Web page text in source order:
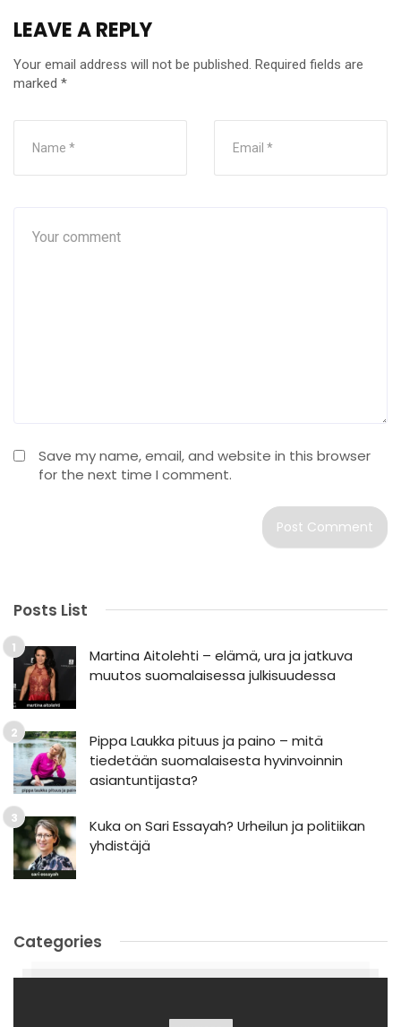
LEAVE A REPLY
Your email address will not be published. Required fields are
marked *
Save my name, email, and website in this browser
for the next time I comment.
Posts List
Martina Aitolehti – elämä, ura ja jatkuva
muutos suomalaisessa julkisuudessa
Pippa Laukka pituus ja paino – mitä
tiedetään suomalaisesta hyvinvoinnin
asiantuntijasta?
Kuka on Sari Essayah? Urheilun ja politiikan
yhdistäjä
Categories